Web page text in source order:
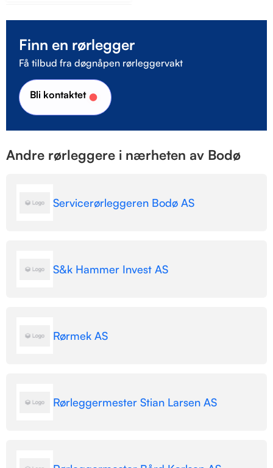
Finn en rørlegger
Få tilbud fra døgnåpen rørleggervakt
Bli kontaktet
Andre rørleggere i nærheten av Bodø
Servicerørleggeren Bodø AS
S&k Hammer Invest AS
Rørmek AS
Rørleggermester Stian Larsen AS